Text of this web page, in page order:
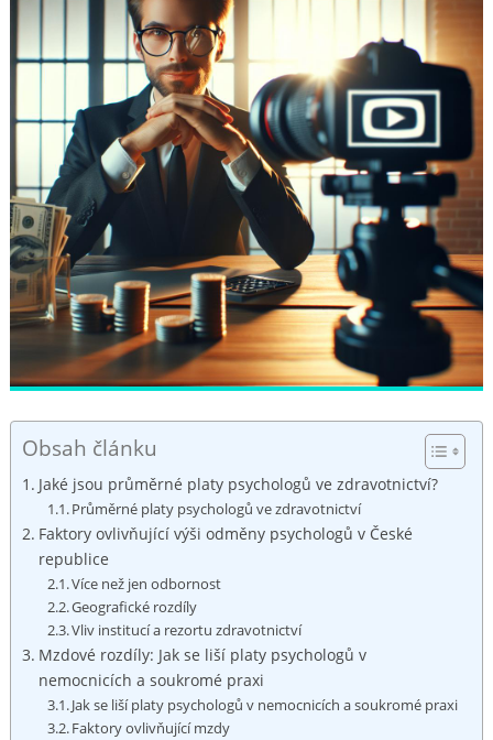
Obsah článku
Jaké jsou průměrné platy psychologů ve zdravotnictví?
Průměrné platy psychologů ve zdravotnictví
Faktory ovlivňující výši odměny psychologů v České
republice
Více než jen odbornost
Geografické rozdíly
Vliv institucí a rezortu zdravotnictví
Mzdové rozdíly: Jak se liší platy psychologů v
nemocnicích a soukromé praxi
Jak se liší platy psychologů v nemocnicích a soukromé praxi
Faktory ovlivňující mzdy